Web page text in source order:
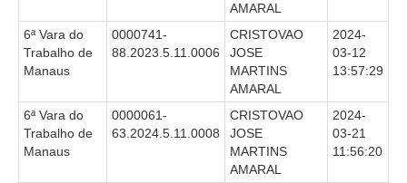
AMARAL
6ª Vara do
Trabalho de
Manaus
0000741-
88.2023.5.11.0006
CRISTOVAO
JOSE
MARTINS
AMARAL
2024-
03-12
13:57:29
6ª Vara do
Trabalho de
Manaus
0000061-
63.2024.5.11.0008
CRISTOVAO
JOSE
MARTINS
AMARAL
2024-
03-21
11:56:20